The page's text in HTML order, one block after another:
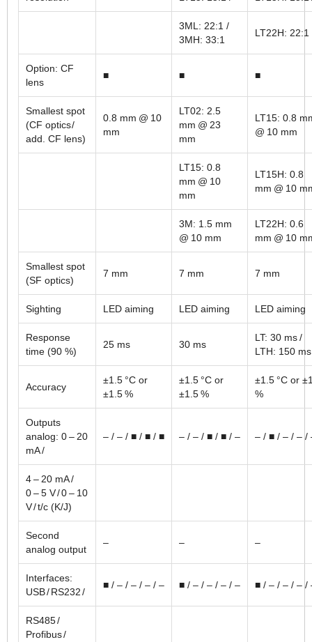
3ML: 22:1 /
3MH: 33:1
LT22H: 22:1
Option: CF
lens
■ ■ ■
Smallest spot
(CF optics /
add. CF lens)
0.8 mm @ 10
mm
LT02: 2.5
mm @ 23
mm
LT15: 0.8
@ 10 mm
LT15: 0.8
mm @ 10
mm
LT15H: 0.8
mm @ 10
3M: 1.5 mm
@ 10 mm
LT22H: 0.6
mm @ 10
Smallest spot
(SF optics)
7 mm 7 mm 7 mm
Sighting LED aiming LED aiming LED aiming
Response
time (90 %)
25 ms 30 ms
LT: 30 ms /
LTH: 150 ms
Accuracy
±1.5 °C or
±1.5 %
±1.5 °C or
±1.5 %
±1.5 °C or
%
Outputs
analog: 0 – 20
mA /
– / – / ■ / ■ / ■ – / – / ■ / ■ / – – / ■ / – / – /
4 – 20 mA /
0 – 5 V / 0 – 10
V / t/c (K/J)
Second
analog output
– – –
Interfaces:
USB / RS232 /
■ / – / – / – / – ■ / – / – / – / – ■ / – / – / – /
RS485 /
Profibus /